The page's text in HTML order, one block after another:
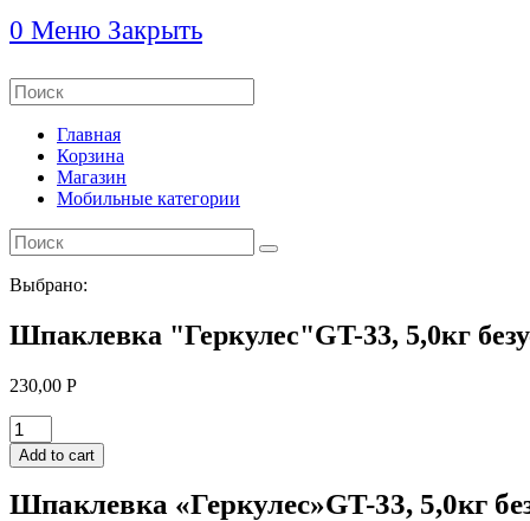
0 Меню Закрыть
Search
this
websiteГлавная
Корзина
Магазин
Мобильные категории
Выбрано:
Шпаклевка "Геркулес"GT-33, 5,0кг
230,00 Р
Шпаклевка
"Геркулес"GT-
33,
безусадочная
Add to cart
Шпаклевка «Геркулес»GT-33, 5,0кг